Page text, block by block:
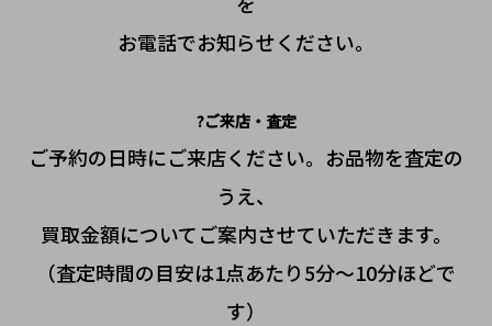
お電話でお知らせください。
?ご来店・査定
ご予約の日時にご来店ください。お品物を査定の
うえ、
買取金額についてご案内させていただきます。
（査定時間の目安は1点あたり5分〜10分ほどで
す）